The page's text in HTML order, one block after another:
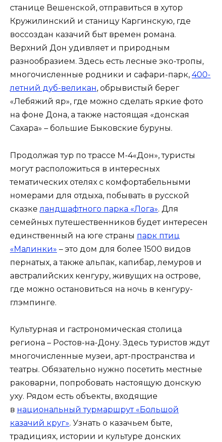
станице Вешенской, отправиться в хутор
Кружилинский и станицу Каргинскую, где
воссоздан казачий быт времен романа.
Верхний Дон удивляет и природным
разнообразием. Здесь есть лесные эко-тропы,
многочисленные родники и сафари-парк, 400-
летний дуб-великан, обрывистый берег
«Лебяжий яр», где можно сделать яркие фото
на фоне Дона, а также настоящая «донская
Сахара» – большие Быковские буруны.
Продолжая тур по трассе М-4«Дон», туристы
могут расположиться в интересных
тематических отелях с комфортабельными
номерами для отдыха, побывать в русской
сказке ландшафтного парка «Лога». Для
семейных путешественников будет интересен
единственный на юге страны парк птиц
«Малинки» – это дом для более 1500 видов
пернатых, а также альпак, капибар, лемуров и
австралийских кенгуру, живущих на острове,
где можно остановиться на ночь в кенгуру-
глэмпинге.
Культурная и гастрономическая столица
региона – Ростов-на-Дону. Здесь туристов ждут
многочисленные музеи, арт-пространства и
театры. Обязательно нужно посетить местные
раковарни, попробовать настоящую донскую
уху. Рядом есть объекты, входящие
в национальный турмаршрут «Большой
казачий круг». Узнать о казачьем быте,
традициях, истории и культуре донских